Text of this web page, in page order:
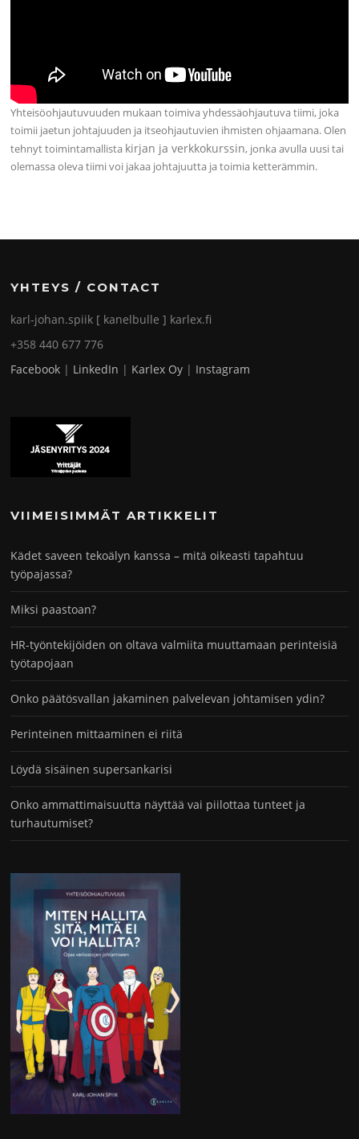
Yhteisöohjautuvuuden mukaan toimiva yhdessäohjautuva tiimi, joka
toimii jaetun johtajuuden ja itseohjautuvien ihmisten ohjaamana. Olen
tehnyt toimintamallista kirjan ja verkkokurssin, jonka avulla uusi tai
olemassa oleva tiimi voi jakaa johtajuutta ja toimia ketterämmin.
YHTEYS / CONTACT
karl-johan.spiik [ kanelbulle ] karlex.fi
+358 440 677 776
Facebook | LinkedIn | Karlex Oy | Instagram
VIIMEISIMMÄT ARTIKKELIT
Kädet saveen tekoälyn kanssa – mitä oikeasti tapahtuu
työpajassa?
Miksi paastoan?
HR-työntekijöiden on oltava valmiita muuttamaan perinteisiä
työtapojaan
Onko päätösvallan jakaminen palvelevan johtamisen ydin?
Perinteinen mittaaminen ei riitä
Löydä sisäinen supersankarisi
Onko ammattimaisuutta näyttää vai piilottaa tunteet ja
turhautumiset?